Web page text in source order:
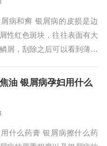
品。2、脸上起皮和白色碎
...
病和癣 银屑病的皮损是边
性红色斑块，往往表面有大
屑，刮除之后可以看到薄膜
个完全不同系统的疾病。癣
子菌等等。属于一种真菌性
...
油 银屑病孕妇用什么
什么药膏 银屑病擦什么药